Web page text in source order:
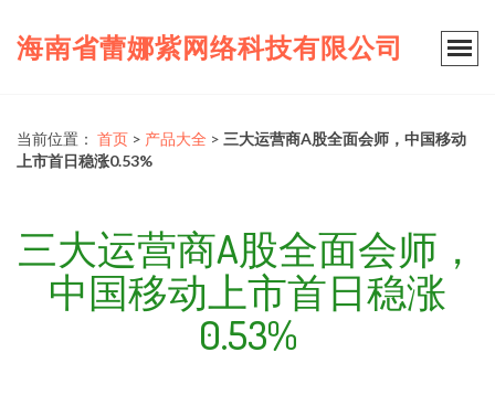
海南省蕾娜紫网络科技有限公司
当前位置： 首页 > 产品大全 > 三大运营商A股全面会师，中国移动
上市首日稳涨0.53%
三大运营商A股全面会师，
中国移动上市首日稳涨
0.53%